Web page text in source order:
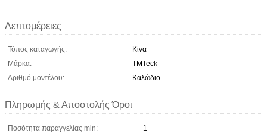
Λεπτομέρειες
Τόπος καταγωγής:
Κίνα
Μάρκα:
TMTeck
Αριθμό μοντέλου:
Καλώδιο
Πληρωμής & Αποστολής Όροι
Ποσότητα παραγγελίας min:
1